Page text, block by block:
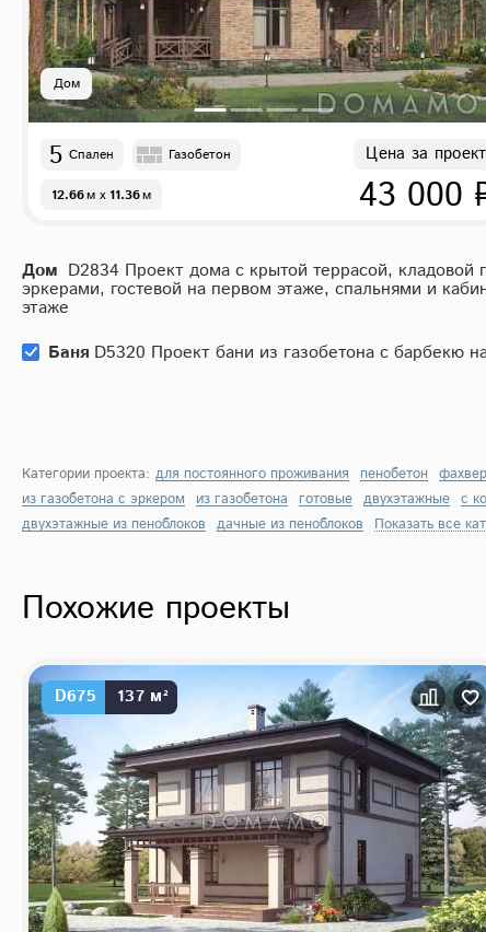
Дом
5 Спален Газобетон
12.66м x 11.36м
Цена за проект
43 000
Дом D2834 Проект дома с крытой террасой, кладовой
эркерами, гостевой на первом этаже, спальнями и
этаже
Баня D5320 Проект бани из газобетона с барбекю
Категории проекта: для постоянного проживания пенобетон
из газобетона с эркером
из газобетона готовые двухэтажные с
двухэтажные из пеноблоков дачные из пеноблоков Показать все
Похожие проекты
D675 137 м²